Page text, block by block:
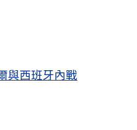
與西班牙內戰